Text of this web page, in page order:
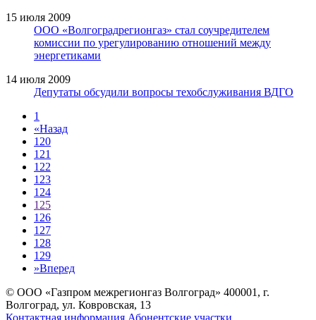
15 июля 2009
ООО «Волгоградрегионгаз» стал соучредителем
комиссии по урегулированию отношений между
энергетиками
14 июля 2009
Депутаты обсудили вопросы техобслуживания ВДГО
1
«Назад
120
121
122
123
124
125
126
127
128
129
»Вперед
© ООО «Газпром межрегионгаз Волгоград» 400001, г.
Волгоград, ул. Ковровская, 13
Контактная информация Абонентские участки